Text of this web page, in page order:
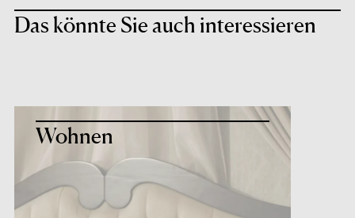
Das könnte Sie auch interessieren
Wohnen